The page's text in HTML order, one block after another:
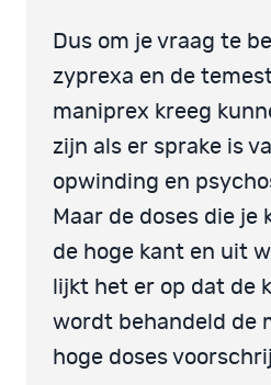
Dus om je vraag te
zyprexa en de
maniprex kreeg
zijn als er sprake is
opwinding en
Maar de doses die je
de hoge kant en uit
lijkt het er op dat de
wordt behandeld de
hoge doses